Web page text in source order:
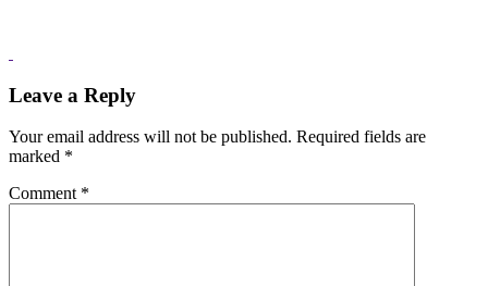
Leave a Reply
Your email address will not be published. Required fields are
marked *
Comment *